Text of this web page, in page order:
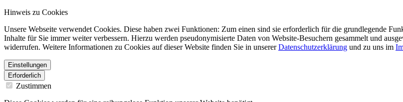
Hinweis zu Cookies
Unsere Webseite verwendet Cookies. Diese haben zwei Funktionen: Zum einen sind sie erforderlich für die grundlegende
Inhalte für Sie immer weiter verbessern. Hierzu werden pseudonymisierte Daten von Website-Besuchern gesammelt und
widerrufen. Weitere Informationen zu Cookies auf dieser Website finden Sie in unsererDatenschutzerklärung und zu uns im
Einstellungen
Erforderlich
Zustimmen